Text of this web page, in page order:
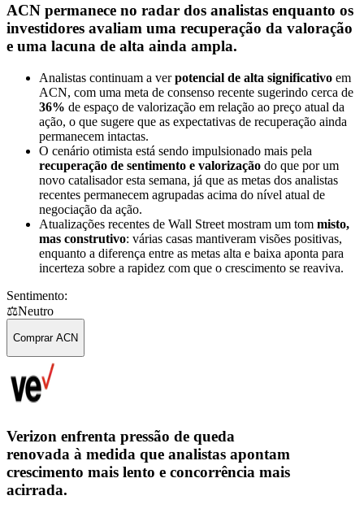
ACN permanece no radar dos analistas enquanto os
investidores avaliam uma recuperação da valoração
e uma lacuna de alta ainda ampla.
Analistas continuam a verpotencial de alta significativo em
ACN, com uma meta de consenso recente sugerindo cerca de
36% de espaço de valorização em relação ao preço atual da
ação, o que sugere que as expectativas de recuperação ainda
permanecem intactas.
O cenário otimista está sendo impulsionado mais pela
recuperação de sentimento e valorização do que por um
novo catalisador esta semana, já que as metas dos analistas
recentes permanecem agrupadas acima do nível atual de
negociação da ação.
Atualizações recentes de Wall Street mostram um tom misto,
mas construtivo: várias casas mantiveram visões positivas,
enquanto a diferença entre as metas alta e baixa aponta para
incerteza sobre a rapidez com que o crescimento se reaviva.
Sentimento:
⚖️Neutro
Comprar ACN
Verizon enfrenta pressão de queda
renovada à medida que analistas apontam
crescimento mais lento e concorrência mais
acirrada.